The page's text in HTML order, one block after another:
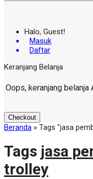
Halo, Guest!
Masuk
Daftar
Keranjang Belanja
Oops, keranjang belanja
Checkout
Beranda » Tags "jasa
Tags jasa
trolley